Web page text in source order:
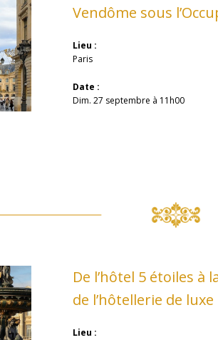
Vendôme sous
Lieu :
Paris
Date :
Dim. 27 septembre à 11h00
De l’hôtel 5 étoiles à
de l’hôtellerie de luxe
Lieu :